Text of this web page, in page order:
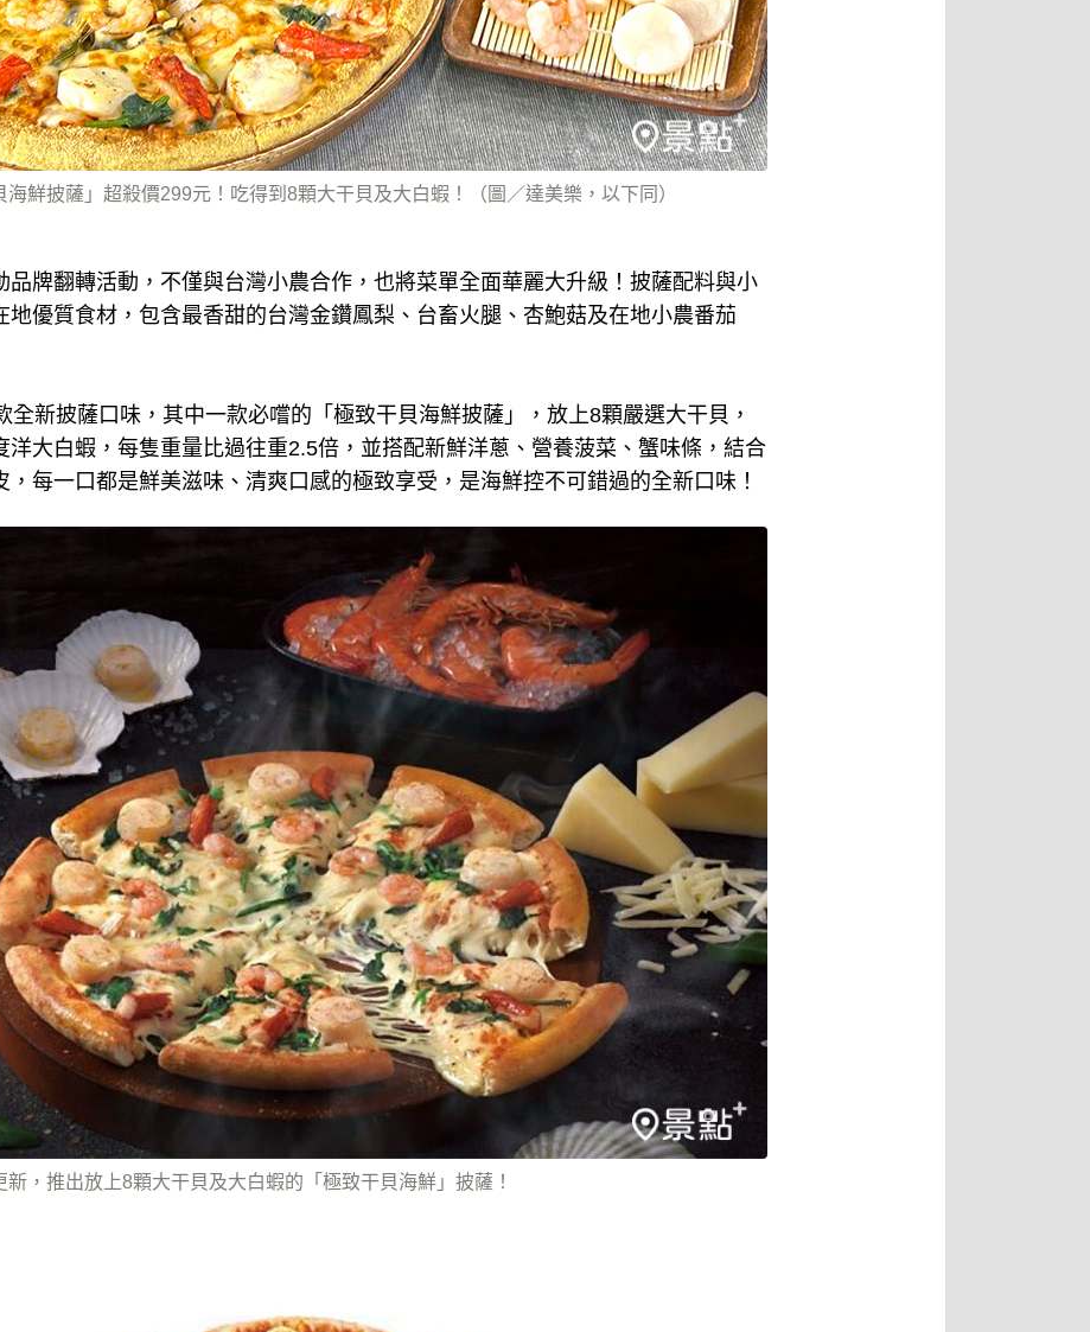
鮮披薩」超殺價299元！吃得到8顆大干貝及大白蝦！（圖／達美樂，以下同）
品牌翻轉活動，不僅與台灣小農合作，也將菜單全面華麗大升級！披薩配料與小
地優質食材，包含最香甜的台灣金鑽鳳梨、台畜火腿、杏鮑菇及在地小農番茄
全新披薩口味，其中一款必嚐的「極致干貝海鮮披薩」，放上8顆嚴選大干貝，
洋大白蝦，每隻重量比過往重2.5倍，並搭配新鮮洋蔥、營養菠菜、蟹味條，結合
，每一口都是鮮美滋味、清爽口感的極致享受，是海鮮控不可錯過的全新口味！
，推出放上8顆大干貝及大白蝦的「極致干貝海鮮」披薩！